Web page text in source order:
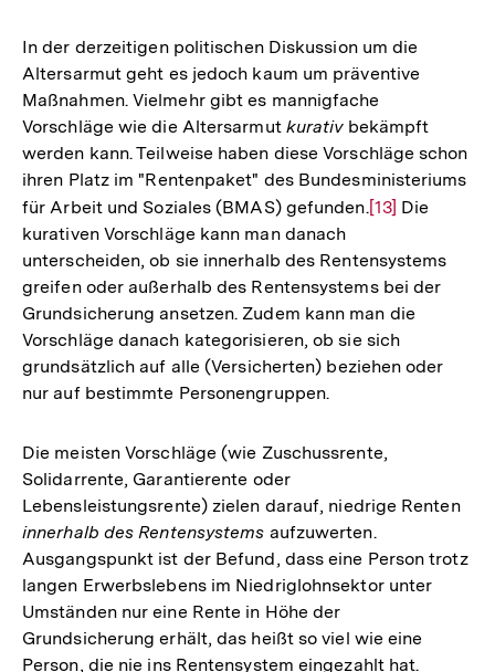
In der derzeitigen politischen Diskussion um die
Altersarmut geht es jedoch kaum um präventive
Maßnahmen. Vielmehr gibt es mannigfache
Vorschläge wie die Altersarmut kurativbekämpft
werden kann. Teilweise haben diese Vorschläge schon
ihren Platz im "Rentenpaket" des Bundesministeriums
für Arbeit und Soziales (BMAS) gefunden.Zur
der
Fußnote
[13] Die
kurativen Vorschläge kann man danach
unterscheiden, ob sie innerhalb des Rentensystems
greifen oder außerhalb des Rentensystems bei der
Grundsicherung ansetzen. Zudem kann man die
Vorschläge danach kategorisieren, ob sie sich
grundsätzlich auf alle (Versicherten) beziehen oder
nur auf bestimmte Personengruppen.
Die meisten Vorschläge (wie Zuschussrente,
Solidarrente, Garantierente oder
Lebensleistungsrente) zielen darauf, niedrige Renten
innerhalb des Rentensystems aufzuwerten.
Ausgangspunkt ist der Befund, dass eine Person trotz
langen Erwerbslebens im Niedriglohnsektor unter
Umständen nur eine Rente in Höhe der
Grundsicherung erhält, das heißt so viel wie eine
Person, die nie ins Rentensystem eingezahlt hat.